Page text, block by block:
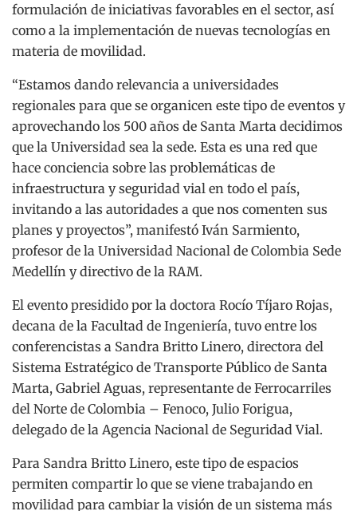
formulación de iniciativas favorables en el sector, así
como a la implementación de nuevas tecnologías en
materia de movilidad.
“Estamos dando relevancia a universidades
regionales para que se organicen este tipo de eventos y
aprovechando los 500 años de Santa Marta decidimos
que la Universidad sea la sede. Esta es una red que
hace conciencia sobre las problemáticas de
infraestructura y seguridad vial en todo el país,
invitando a las autoridades a que nos comenten sus
planes y proyectos”, manifestó Iván Sarmiento,
profesor de la Universidad Nacional de Colombia Sede
Medellín y directivo de la RAM.
El evento presidido por la doctora Rocío Tíjaro Rojas,
decana de la Facultad de Ingeniería, tuvo entre los
conferencistas a Sandra Britto Linero, directora del
Sistema Estratégico de Transporte Público de Santa
Marta, Gabriel Aguas, representante de Ferrocarriles
del Norte de Colombia – Fenoco, Julio Forigua,
delegado de la Agencia Nacional de Seguridad Vial.
Para Sandra Britto Linero, este tipo de espacios
permiten compartir lo que se viene trabajando en
movilidad para cambiar la visión de un sistema más